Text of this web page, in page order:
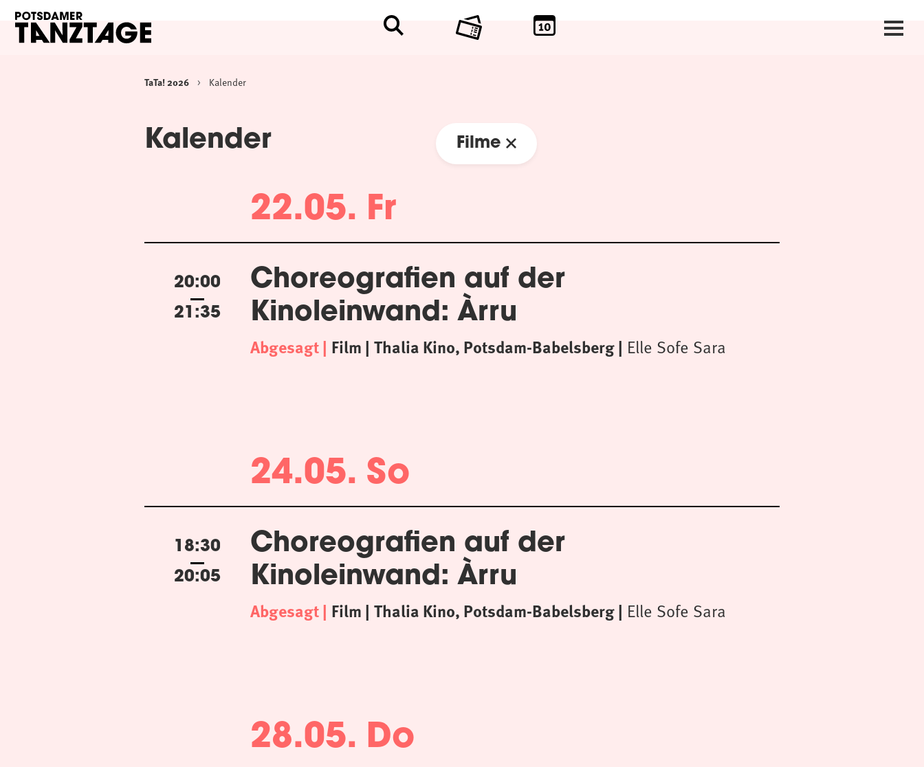
TaTa! 2026 Kalender
Kalender Filme
22.05. Fr
20:00
21:35
Choreografien auf der
Kinoleinwand: Àrru
Abgesagt Film Thalia Kino, Potsdam-Babelsberg Elle Sofe Sara
24.05. So
18:30
20:05
Choreografien auf der
Kinoleinwand: Àrru
Abgesagt Film Thalia Kino, Potsdam-Babelsberg Elle Sofe Sara
28.05. Do